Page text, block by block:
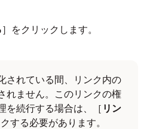
］をクリックします。
されている間、リンク内の
れません。このリンクの権
を続行する場合は、［ リン
する必要があります。